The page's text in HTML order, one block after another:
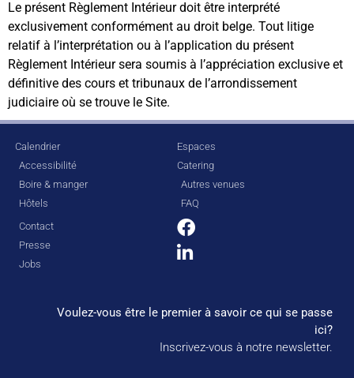
Le présent Règlement Intérieur doit être interprété
exclusivement conformément au droit belge. Tout litige
relatif à l’interprétation ou à l’application du présent
Règlement Intérieur sera soumis à l’appréciation exclusive et
définitive des cours et tribunaux de l’arrondissement
judiciaire où se trouve le Site.
Calendrier
Accessibilité
Boire & manger
Hôtels
Espaces
Catering
Autres venues
FAQ
Contact
Presse
Jobs
Voulez-vous être le premier à savoir ce qui se passe
ici?
Inscrivez-vous à notre newsletter.